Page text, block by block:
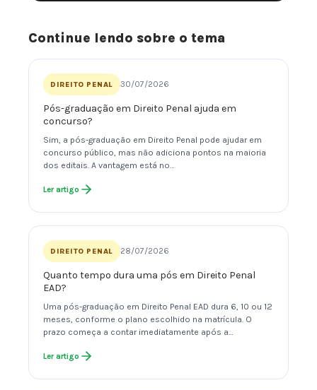
Continue lendo sobre o tema
DIREITO PENAL 30/07/2026
Pós-graduação em Direito Penal ajuda em
concurso?
Sim, a pós-graduação em Direito Penal pode ajudar em
concurso público, mas não adiciona pontos na maioria
dos editais. A vantagem está no…
Ler artigo
DIREITO PENAL 28/07/2026
Quanto tempo dura uma pós em Direito Penal
EAD?
Uma pós-graduação em Direito Penal EAD dura 6, 10 ou 12
meses, conforme o plano escolhido na matrícula. O
prazo começa a contar imediatamente após a…
Ler artigo